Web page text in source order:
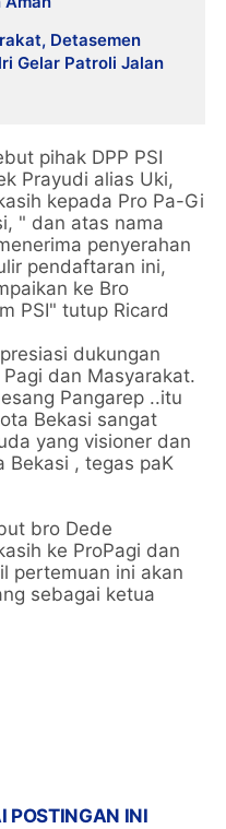
Detasemen
Gelar Patroli Jalan
pihak DPP PSI
Prayudi alias Uki,
kepada Pro Pa-Gi
" dan atas nama
penyerahan
pendaftaran ini,
ke Bro
PSI" tutup Ricard
dukungan
dan Masyarakat.
Pangarep ..itu
Bekasi sangat
yang visioner dan
Bekasi , tegas paK
bro Dede
ke ProPagi dan
pertemuan ini akan
sebagai ketua
POSTINGAN INI